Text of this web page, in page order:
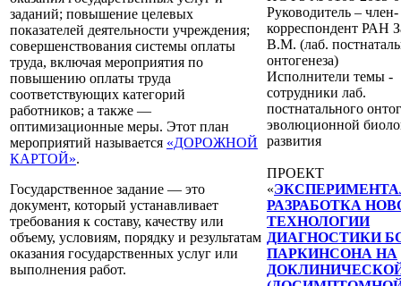
заданий; повышение целевых
показателей деятельности учреждения;
совершенствования системы оплаты
труда, включая мероприятия по
повышению оплаты труда
соответствующих категорий
работников; а также —
оптимизационные меры. Этот план
мероприятий называется «ДОРОЖНОЙ
КАРТОЙ».
Государственное задание — это
документ, который устанавливает
требования к составу, качеству или
объему, условиям, порядку и результатам
оказания государственных услуг или
выполнения работ.
Руководитель – член-
корреспондент РАН
В.М. (лаб.
онтогенеза)
Исполнители темы -
сотрудники лаб.
постнатального
эволюционной
развития
ПРОЕКТ
«
РАЗРАБОТКА
ТЕХНОЛОГИИ
ДИАГНОСТИКИ
ПАРКИНСОНА НА